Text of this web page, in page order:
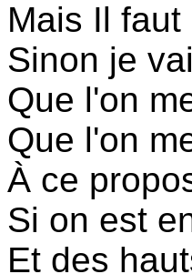
Mais Il
Sinon je
Que l'on
Que l'on
À ce
Si on est
Et des